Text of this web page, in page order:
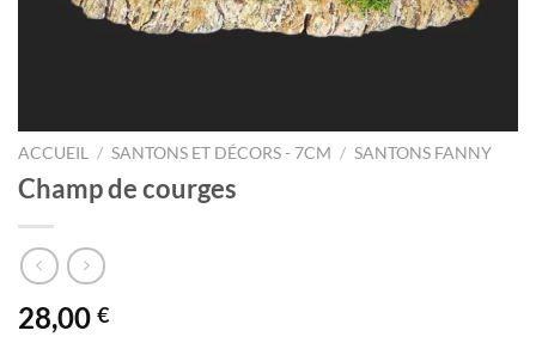
ACCUEIL / SANTONS ET DÉCORS - 7CM / SANTONS FANNY
Champ de courges
28,00 €